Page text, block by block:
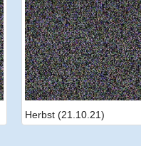
Herbst (21.10.21)